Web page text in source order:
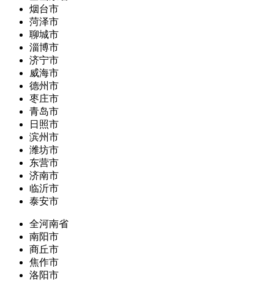
烟台市
菏泽市
聊城市
淄博市
济宁市
威海市
德州市
枣庄市
青岛市
日照市
滨州市
潍坊市
东营市
济南市
临沂市
泰安市
全河南省
南阳市
商丘市
焦作市
洛阳市